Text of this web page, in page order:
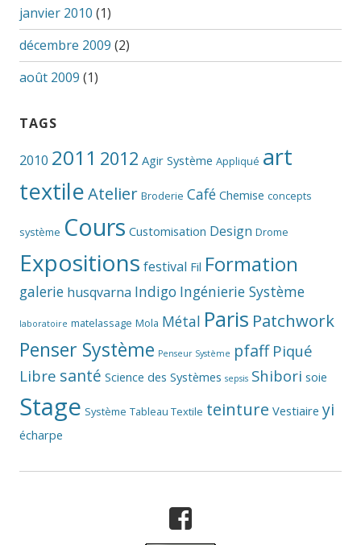
janvier 2010 (1)
décembre 2009 (2)
août 2009 (1)
TAGS
2010 2011 2012 Agir Système Appliqué art
textileAtelier Broderie Café Chemise concepts
système Cours Customisation Design Drome
Expositions festival Fil Formation
galerie husqvarna Indigo Ingénierie Système
laboratoire matelassage Mola Métal Paris Patchwork
Penser Système Penseur Système pfaff Piqué
Libre santé Science des Systèmes sepsis Shibori soie
Stage Système Tableau Textile teinture Vestiaire yi
écharpe
Facebook